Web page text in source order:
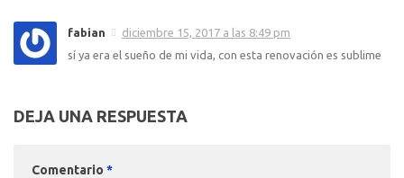
fabian
diciembre 15, 2017 a las 8:49 pm
sí ya era el sueño de mi vida, con esta renovación es sublime
DEJA UNA RESPUESTA
Comentario *